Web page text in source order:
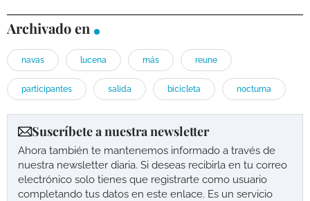
Archivado en
navas lucena más reune
participantes salida bicicleta nocturna
Suscríbete a nuestra newsletter
Ahora también te mantenemos informado a través de
nuestra newsletter diaria. Si deseas recibirla en tu correo
electrónico solo tienes que registrarte como usuario
completando tus datos en este enlace. Es un servicio